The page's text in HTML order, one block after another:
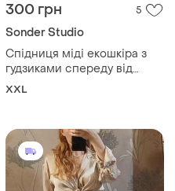
300 грн 5
Sonder Studio
Спідниця міді екошкіра з
гудзиками спереду від
sonder studio 52 розмір
XXL